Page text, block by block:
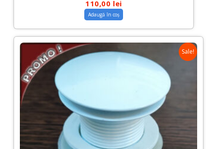
110,00 lei
Adaugă în coș
Sale!